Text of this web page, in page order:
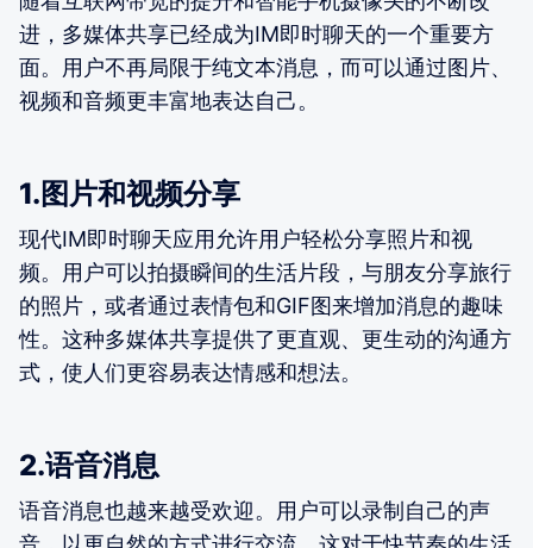
进，多媒体共享已经成为IM即时聊天的一个重要方
面。用户不再局限于纯文本消息，而可以通过图片、
视频和音频更丰富地表达自己。
1.图片和视频分享
现代IM即时聊天应用允许用户轻松分享照片和视
频。用户可以拍摄瞬间的生活片段，与朋友分享旅行
的照片，或者通过表情包和GIF图来增加消息的趣味
性。这种多媒体共享提供了更直观、更生动的沟通方
式，使人们更容易表达情感和想法。
2.语音消息
语音消息也越来越受欢迎。用户可以录制自己的声